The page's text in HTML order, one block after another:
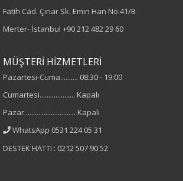
Desen
Baskılı
%95 Pamuk
%5 Elastan
Yaka Tipi
Fatih Cad. Çınar Sk. Emin Han No:41/B
Merter- İstanbul +90 212 482 29 60
MÜŞTERİ HİZMETLERİ
Pazartesi-Cuma.......... 08:30 - 19:00
Cumartesi.................... Kapalı
Pazar............................. Kapalı
WhatsApp 0531 224 05 31
DESTEK HATTI : 0212 507 90 52